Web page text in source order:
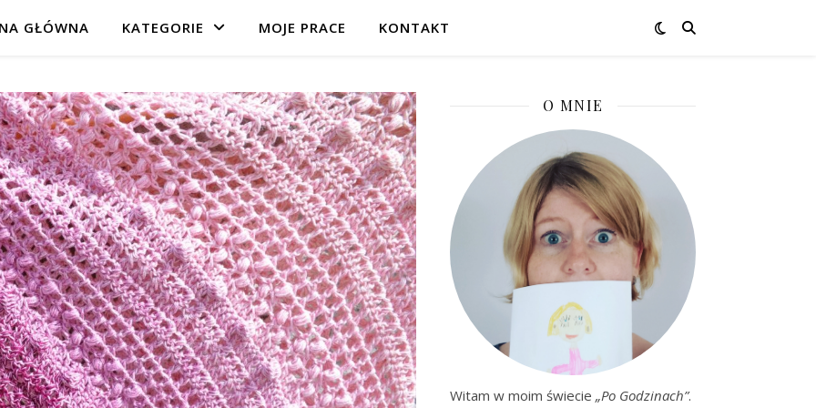
GŁÓWNA KATEGORIE MOJE PRACE KONTAKT
O MNIE
Witam w moim świecie „Po Godzinach”.